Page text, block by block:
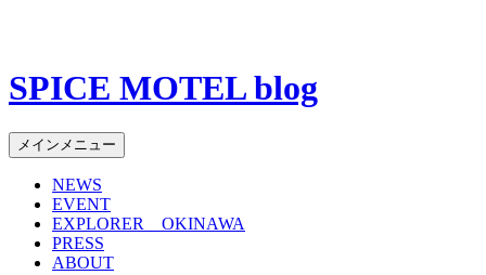
SPICE MOTEL blog
検
索
メインメニュー コ
ツ
NEWS
EVENT
EXPLORER OKINAWA
PRESS
ABOUT